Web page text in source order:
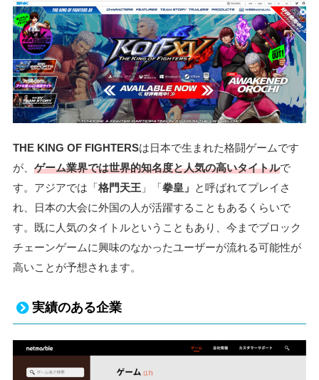
THE KING OF FIGHTERSは日本で生まれた格闘ゲームです
が、 ゲーム業界では世界的知名度と人気の高いタイトルで
す。アジアでは「格門天王 」「拳皇」 と呼ばれてプレイさ
れ、日本の大会に外国の人が活躍することもあるくらいで
す。既に人気のタイトルということもあり、今までブロック
チェーンゲームに興味のなかったユーザーが流れる可能性が
高いことが予想されます。
実績のある企業